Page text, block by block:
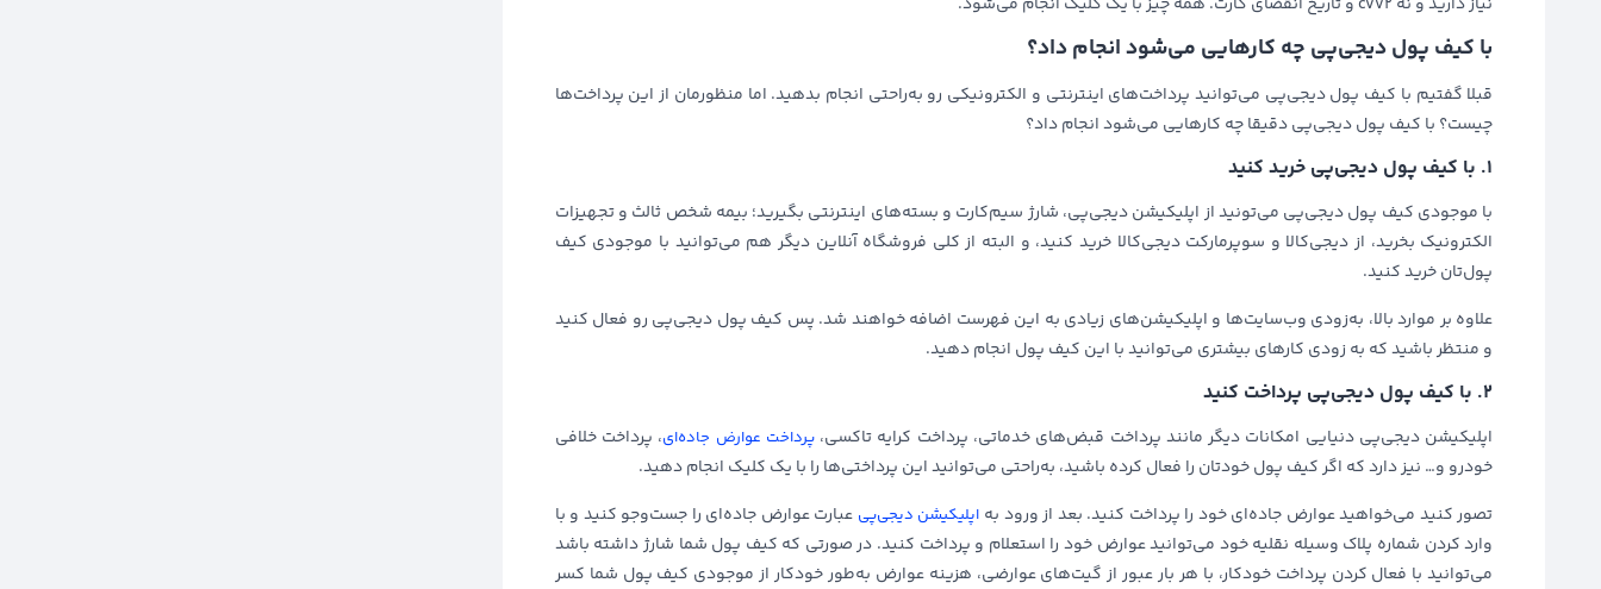
با کیف پول دیجی‌پی چه کارهایی می‌شود انجام داد؟
قبلا گفتیم با کیف پول دیجی‌پی می‌توانید پرداخت‌های اینترنتی و الکترونیکی رو به‌راحتی انجام بدهید. اما منظورمان از این پرداخت‌ها
چیست؟ با کیف پول دیجی‌پی دقیقا چه کارهایی می‌شود انجام داد؟
۱. با کیف پول دیجی‌پی خرید کنید
با موجودی کیف پول دیجی‌پی می‌تونید از اپلیکیشن دیجی‌پی، شارژ سیم‌کارت و بسته‌های اینترنتی بگیرید؛ بیمه شخص ثالث و تجهیزات
الکترونیک بخرید، از دیجی‌کالا و سوپرمارکت دیجی‌کالا خرید کنید، و البته از کلی فروشگاه آنلاین دیگر هم می‌توانید با موجودی کیف
پول‌تان خرید کنید.
علاوه بر موارد بالا، به‌زودی وب‌سایت‌ها و اپلیکیشن‌های زیادی به این فهرست اضافه خواهند شد. پس کیف پول دیجی‌پی رو فعال کنید
و منتظر باشید که به زودی کارهای بیشتری می‌توانید با این کیف پول انجام دهید.
۲. با کیف پول دیجی‌پی پرداخت کنید
اپلیکیشن دیجی‌پی دنیایی امکانات دیگر مانند پرداخت قبض‌های خدماتی، پرداخت کرایه تاکسی،پرداخت عوارض جاده‌ای، پرداخت خلافی
خودرو و… نیز دارد که اگر کیف پول خودتان را فعال کرده باشید، به‌راحتی می‌توانید این پرداختی‌ها را با یک کلیک انجام دهید.
تصور کنید می‌خواهید عوارض جاده‌ای خود را پرداخت کنید. بعد از ورود به اپلیکیشن دیجی‌پی عبارت عوارض جاده‌ای را جست‌و‌جو کنید و با
وارد کردن شماره پلاک وسیله نقلیه خود می‌توانید عوارض خود را استعلام و پرداخت کنید. در صورتی که کیف پول شما شارژ داشته باشد
می‌توانید با فعال کردن پرداخت خودکار، با هر بار عبور از گیت‌های عوارضی، هزینه عوارض به‌طور خودکار از موجودی کیف پول شما کسر